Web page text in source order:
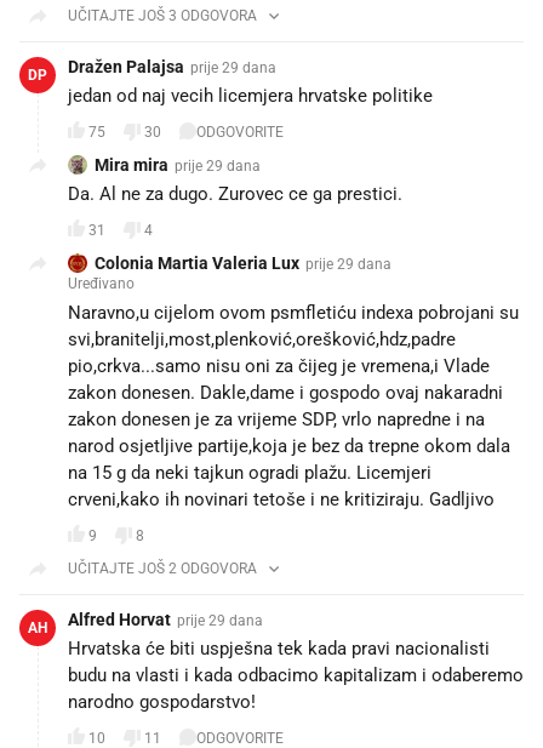
UČITAJTE JOŠ 3 ODGOVORA
DP Dražen Palajsa prije 29 dana
jedan od naj vecih licemjera hrvatske politike
75 30 ODGOVORITE
Mira mira prije 29 dana
Da. Al ne za dugo. Zurovec ce ga prestici.
31 4
Colonia Martia Valeria Lux prije 29 dana
Uređivano
Naravno,u cijelom ovom psmfletiću indexa pobrojani su
svi,branitelji,most,plenković,orešković,hdz,padre
pio,crkva...samo nisu oni za čijeg je vremena,i Vlade
zakon donesen. Dakle,dame i gospodo ovaj nakaradni
zakon donesen je za vrijeme SDP, vrlo napredne i na
narod osjetljive partije,koja je bez da trepne okom dala
na 15 g da neki tajkun ogradi plažu. Licemjeri
crveni,kako ih novinari tetoše i ne kritiziraju. Gadljivo
9
8
UČITAJTE JOŠ 2 ODGOVORA
AH Alfred Horvat prije 29 dana
Hrvatska će biti uspješna tek kada pravi nacionalisti
budu na vlasti i kada odbacimo kapitalizam i odaberemo
narodno gospodarstvo!
10 11
ODGOVORITE